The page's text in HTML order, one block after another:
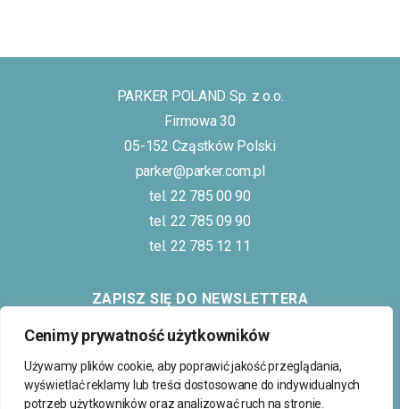
Cenimy prywatność użytkowników
Używamy plików cookie, aby poprawić jakość przeglądania,
wyświetlać reklamy lub treści dostosowane do indywidualnych
potrzeb użytkowników oraz analizować ruch na stronie.
PARKER POLAND Sp. z o.o.
Firmowa 30
05-152 Cząstków Polski
parker@parker.com.pl
tel. 22 785 00 90
tel. 22 785 09 90
tel. 22 785 12 11
ZAPISZ SIĘ DO NEWSLETTERA